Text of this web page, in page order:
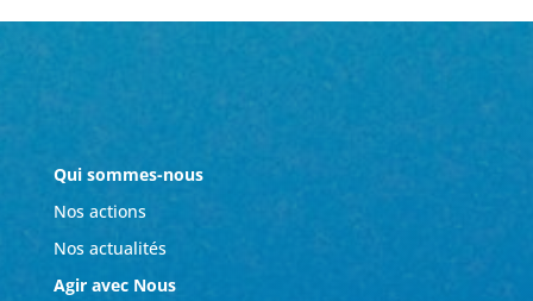
Qui sommes-nous
Nos actions
Nos actualités
Agir avec Nous